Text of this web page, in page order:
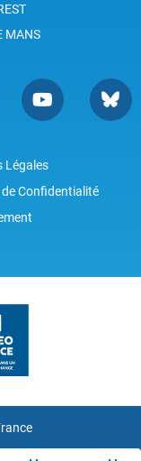
MANS
Légales
Confidentialité